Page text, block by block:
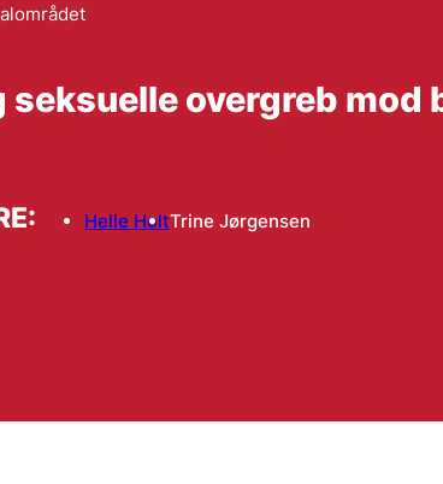
overgreb mod
Helle HoltTrine Jørgensen